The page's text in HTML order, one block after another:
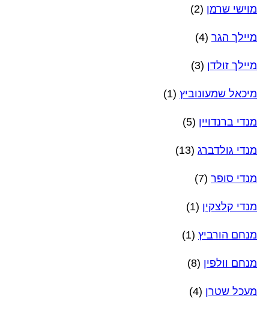
מוישי שרמן (2)
מיילך הגר (4)
מיילך זולדן (3)
מיכאל שמעונוביץ (1)
מנדי ברנדויין (5)
מנדי גולדברג (13)
מנדי סופר (7)
מנדי קלצקין (1)
מנחם הורביץ (1)
מנחם וולפין (8)
מעכל שטרן (4)